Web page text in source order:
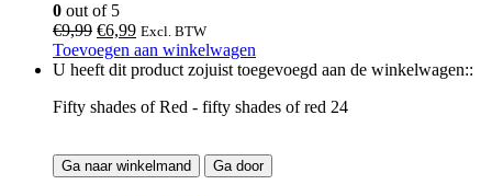
0 out of 5
€9,99 Oorspronkelijke
prijs
was:
€6,99Huidige
prijs
is:
Excl. BTW
Toevoegen aan winkelwagen
U heeft dit product zojuist toegevoegd aan de winkelwagen::
Fifty shades of Red - fifty shades of red 24
Ga naar winkelmand Ga door